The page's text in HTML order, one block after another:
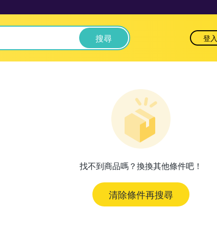
搜尋 登入
找不到商品嗎？換換其他條件吧！
清除條件再搜尋